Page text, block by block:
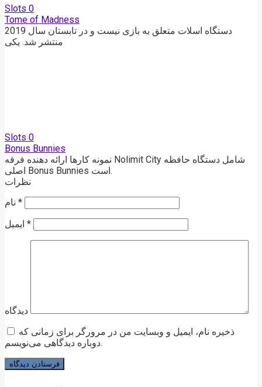
Slots 0
Tome of Madness
دستگاه اسلات متعلق به بازی نیست و در تابستان سال 2019
منتشر شد. یکی
Slots 0
Bonus Bunnies
نمونه کارها ارائه دهنده فرقه Nolimit City شامل دستگاه حافظه
اصلی Bonus Bunnies است.
نظرات
*
*
دیدگاه
ذخیره نام، ایمیل و وبسایت من در مرورگر برای زمانی که
دوباره دیدگاهی می‌نویسم.